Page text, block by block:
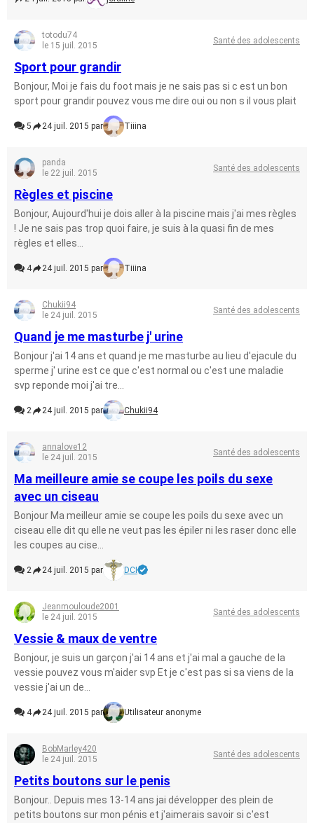
totodu74
le 15 juil. 2015
Santé des adolescents
Sport pour grandir
Bonjour, Moi je fais du foot mais je ne sais pas si c est un bon
sport pour grandir pouvez vous me dire oui ou non s il vous plait
5 24 juil. 2015 par Tiiina
panda
le 22 juil. 2015
Santé des adolescents
Règles et piscine
Bonjour, Aujourd'hui je dois aller à la piscine mais j'ai mes règles
! Je ne sais pas trop quoi faire, je suis à la quasi fin de mes
règles et elles...
4 24 juil. 2015 par Tiiina
Chukii94
le 24 juil. 2015
Santé des adolescents
Quand je me masturbe j' urine
Bonjour j'ai 14 ans et quand je me masturbe au lieu d'ejacule du
sperme j' urine est ce que c'est normal ou c'est une maladie
svp reponde moi j'ai tre...
2 24 juil. 2015 par Chukii94
annalove12
le 24 juil. 2015
Santé des adolescents
Ma meilleure amie se coupe les poils du sexe
avec un ciseau
Bonjour Ma meilleur amie se coupe les poils du sexe avec un
ciseau elle dit qu elle ne veut pas les épiler ni les raser donc elle
les coupes au cise...
2 24 juil. 2015 par DCI
Jeanmouloude2001
le 24 juil. 2015
Santé des adolescents
Vessie & maux de ventre
Bonjour, je suis un garçon j'ai 14 ans et j'ai mal a gauche de la
vessie pouvez vous m'aider svp Et je c'est pas si sa viens de la
vessie j'ai un de...
4 24 juil. 2015 par Utilisateur anonyme
BobMarley420
le 24 juil. 2015
Santé des adolescents
Petits boutons sur le penis
Bonjour.. Depuis mes 13-14 ans jai développer des plein de
petits boutons sur mon pénis et j'aimerais savoir si c'est